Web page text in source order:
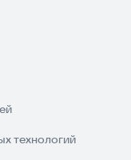
технологий